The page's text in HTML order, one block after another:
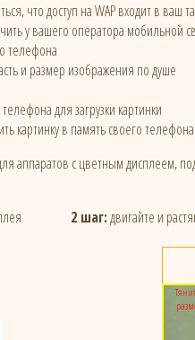
что доступ на WAP входит в
у вашего оператора мобильной
телефона
и размер изображения по душе
для загрузки картинки
картинку в память своего телефона
аппаратов с цветным дисплеем,
2 шаг:двигайте и